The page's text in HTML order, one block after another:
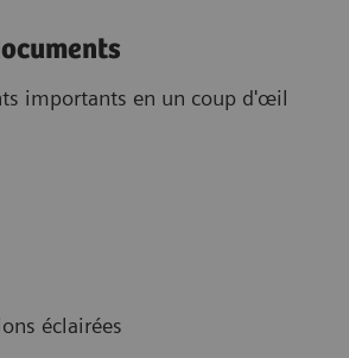
importants en un coup d'œil
éclairées